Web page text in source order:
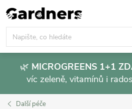
Přejít
na
obsah
🌿 MICROGREENS 1+1
víc zeleně, vitamínů i
Další péče